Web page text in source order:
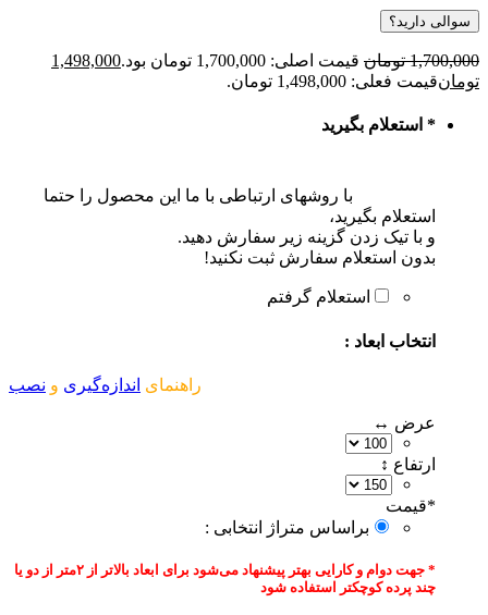
سوالی دارید؟
1,700,000 تومان قیمت اصلی: 1,700,000 تومان بود.
1,498,000
تومانقیمت فعلی: 1,498,000 تومان.
* استعلام بگیرید
با روشهای ارتباطی با ما این محصول را حتما
استعلام بگیرید،
و با تیک زدن گزینه زیر سفارش دهید.
بدون استعلام سفارش ثبت نکنید!
استعلام گرفتم
انتخاب ابعاد :
راهنمای اندازه‌گیری و نصب
عرض ↔
ارتفاع ↕
*قیمت‌
براساس متراژ انتخابی :
* جهت دوام و کارایی بهتر پیشنهاد می‌شود برای ابعاد بالاتر از ۲متر از دو یا
چند پرده کوچکتر استفاده شود